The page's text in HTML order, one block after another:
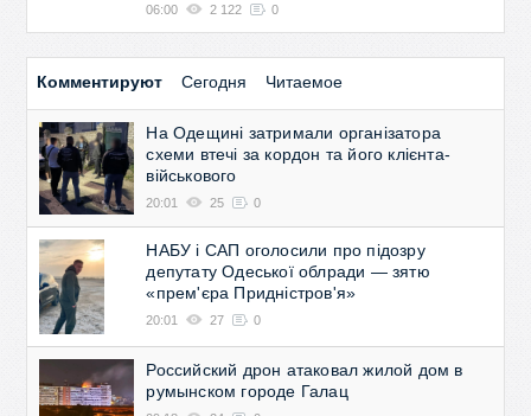
06:00 2 122 0
Комментируют Сегодня Читаемое
На Одещині затримали організатора
схеми втечі за кордон та його клієнта-
військового
20:01 25 0
НАБУ і САП оголосили про підозру
депутату Одеської облради — зятю
«прем'єра Придністров'я»
20:01 27 0
Российский дрон атаковал жилой дом в
румынском городе Галац